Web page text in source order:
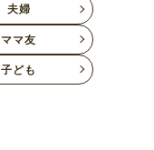
夫婦
ママ友
子ども